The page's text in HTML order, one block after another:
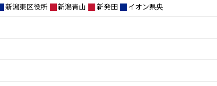
新潟東区役所 新潟青山 新発田 イオン県央